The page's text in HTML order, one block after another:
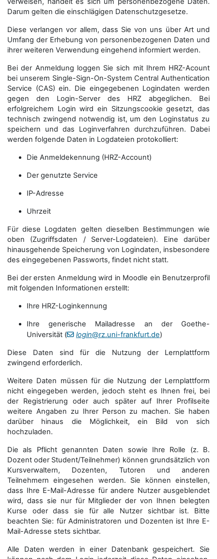
Darum gelten die einschlägigen Datenschutzgesetze.
Diese verlangen vor allem, dass Sie von uns über Art und
Umfang der Erhebung von personenbezogenen Daten und
ihrer weiteren Verwendung eingehend informiert werden.
Bei der Anmeldung loggen Sie sich mit Ihrem HRZ-Acount
bei unserem Single-Sign-On-System Central Authentication
Service (CAS) ein. Die eingegebenen Logindaten werden
gegen den Login-Server des HRZ abgeglichen. Bei
erfolgreichem Login wird ein Sitzungscookie gesetzt, das
technisch zwingend notwendig ist, um den Loginstatus zu
speichern und das Loginverfahren durchzuführen. Dabei
werden folgende Daten in Logdateien protokolliert:
Die Anmeldekennung (HRZ-Account)
Der genutzte Service
IP-Adresse
Uhrzeit
Für diese Logdaten gelten dieselben Bestimmungen wie
oben (Zugriffsdaten / Server-Logdateien). Eine darüber
hinausgehende Speicherung von Logindaten, insbesondere
des eingegebenen Passworts, findet nicht statt.
Bei der ersten Anmeldung wird in Moodle ein Benutzerprofil
mit folgenden Informationen erstellt:
Ihre HRZ-Loginkennung
Ihre generische Mailadresse an der Goethe-
Universität (
login@rz.uni-frankfurt.de)
Diese Daten sind für die Nutzung der Lernplattform
zwingend erforderlich.
Weitere Daten müssen für die Nutzung der Lernplattform
nicht eingegeben werden, jedoch steht es Ihnen frei, bei
der Registrierung oder auch später auf Ihrer Profilseite
weitere Angaben zu Ihrer Person zu machen. Sie haben
darüber hinaus die Möglichkeit, ein Bild von sich
hochzuladen.
Die als Pflicht genannten Daten sowie Ihre Rolle (z. B.
Dozent oder Student/Teilnehmer) können grundsätzlich von
Kursverwaltern, Dozenten, Tutoren und anderen
Teilnehmern eingesehen werden. Sie können einstellen,
dass Ihre E-Mail-Adresse für andere Nutzer ausgeblendet
wird, dass sie nur für Mitglieder der von Ihnen belegten
Kurse oder dass sie für alle Nutzer sichtbar ist. Bitte
beachten Sie: für Administratoren und Dozenten ist Ihre E-
Mail-Adresse stets sichtbar.
Alle Daten werden in einer Datenbank gespeichert. Sie